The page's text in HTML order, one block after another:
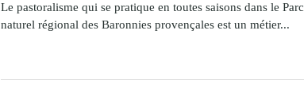
Le pastoralisme qui se pratique en toutes saisons dans le Parc
naturel régional des Baronnies provençales est un métier...